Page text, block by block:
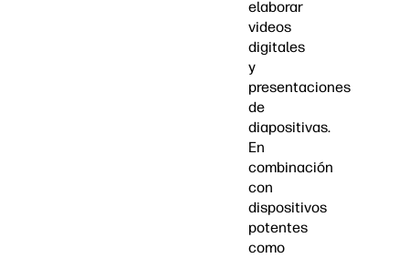
elaborar
videos
digitales
y
presentaciones
de
diapositivas.
En
combinación
con
dispositivos
potentes
como